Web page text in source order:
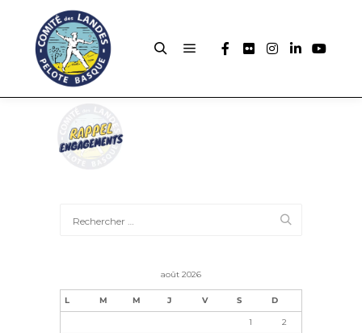
août 2026
L M M J V S D
1 2